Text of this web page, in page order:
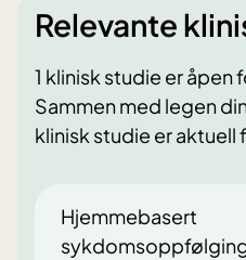
Relevante
1 klinisk studie er åpen
Sammen med legen
klinisk studie er aktuell
Hjemmebasert